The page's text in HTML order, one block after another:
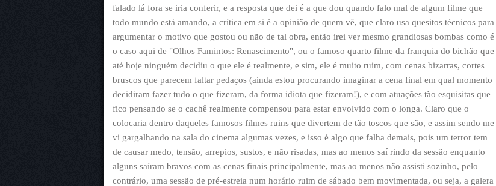
falado lá fora se iria conferir, e a resposta que dei é a que dou quando falo mal de algum filme que
todo mundo está amando, a crítica em si é a opinião de quem vê, que claro usa quesitos técnicos para
argumentar o motivo que gostou ou não de tal obra, então irei ver mesmo grandiosas bombas como é
o caso aqui de "Olhos Famintos: Renascimento", ou o famoso quarto filme da franquia do bichão que
até hoje ninguém decidiu o que ele é realmente, e sim, ele é muito ruim, com cenas bizarras, cortes
bruscos que parecem faltar pedaços (ainda estou procurando imaginar a cena final em qual momento
decidiram fazer tudo o que fizeram, da forma idiota que fizeram!), e com atuações tão esquisitas que
fico pensando se o cachê realmente compensou para estar envolvido com o longa. Claro que o
colocaria dentro daqueles famosos filmes ruins que divertem de tão toscos que são, e assim sendo me
vi gargalhando na sala do cinema algumas vezes, e isso é algo que falha demais, pois um terror tem
de causar medo, tensão, arrepios, sustos, e não risadas, mas ao menos saí rindo da sessão enquanto
alguns saíram bravos com as cenas finais principalmente, mas ao menos não assisti sozinho, pelo
contrário, uma sessão de pré-estreia num horário ruim de sábado bem movimentada, ou seja, a galera